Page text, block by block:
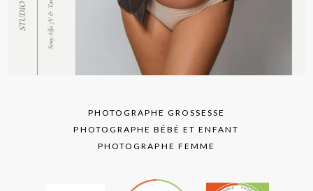
PHOTOGRAPHE GROSSESSE
PHOTOGRAPHE BÉBÉ ET ENFANT
PHOTOGRAPHE FEMME